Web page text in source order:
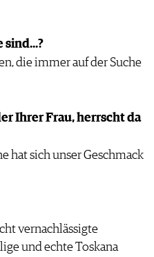
sind...?
die immer auf der Suche
Ihrer Frau, herrscht da
hat sich unser Geschmack
vernachlässigte
und echte Toskana